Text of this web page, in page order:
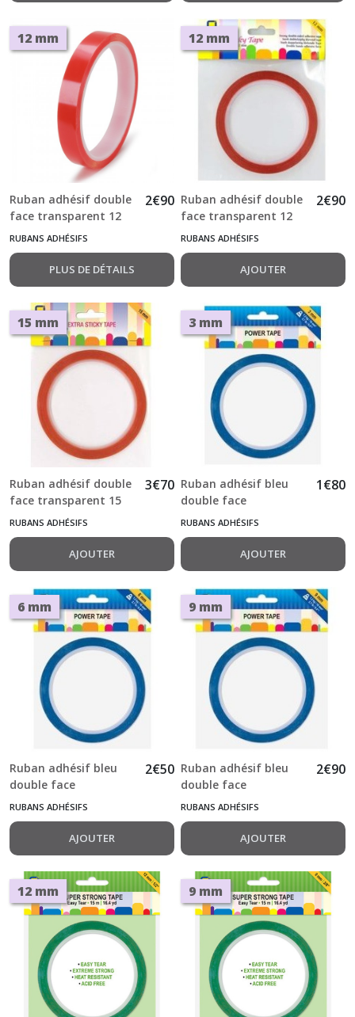
12 mm
Ruban adhésif double
face transparent 12
mm x 10 m
2€90
RUBANS ADHÉSIFS
PLUS DE DÉTAILS
12 mm
Ruban adhésif double
face transparent 12
mm x 10 m Sticky
Tape
2€90
RUBANS ADHÉSIFS
AJOUTER
15 mm
Ruban adhésif double
face transparent 15
mm x 10 m Sticky
3€70
RUBANS ADHÉSIFS
AJOUTER
3 mm
Ruban adhésif bleu
double face
transparent 3 mm x
1€80
RUBANS ADHÉSIFS
AJOUTER
6 mm
Ruban adhésif bleu
double face
transparent 6 mm x
2€50
RUBANS ADHÉSIFS
AJOUTER
9 mm
Ruban adhésif bleu
double face
transparent 9 mm x
2€90
RUBANS ADHÉSIFS
AJOUTER
12 mm 9 mm